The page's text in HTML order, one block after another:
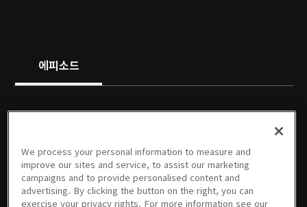
에피소드
8회
07/14/2024 • 49분
7회
07/07/2024 • 49분
6회
06/30/2024 • 49분
5회
06/23/2024 • 49분
4회
06/16/2024 • 49분
We process your personal information to measure and
improve our sites and service, to assist our marketing
campaigns and to provide personalised content and
advertising. By clicking the button on the right, you can
exercise your privacy rights. For more information see our